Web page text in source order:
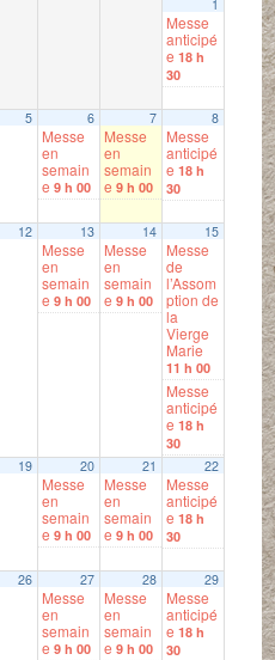
1
Messe
anticipé
e18 h
30
5 6
Messe
en
semain
e9 h 00
7
Messe
en
semain
e9 h 00
8
Messe
anticipé
e18 h
30
12 13
Messe
en
semain
e9 h 00
14
Messe
en
semain
e9 h 00
15
Messe
de
l’Assom
ption de
la
Vierge
Marie
11 h 00
Messe
anticipé
e18 h
30
19 20
Messe
en
semain
e9 h 00
21
Messe
en
semain
e9 h 00
22
Messe
anticipé
e18 h
30
26 27
Messe
en
semain
e9 h 00
28
Messe
en
semain
e9 h 00
29
Messe
anticipé
e18 h
30